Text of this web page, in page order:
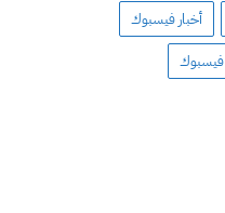
أخبار فيسبوك
فيسبوك